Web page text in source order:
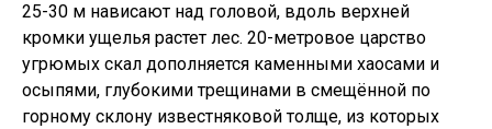
25-30 м нависают над головой, вдоль верхней
кромки ущелья растет лес. 20-метровое царство
угрюмых скал дополняется каменными хаосами и
осыпями, глубокими трещинами в смещённой по
горному склону известняковой толще, из которых